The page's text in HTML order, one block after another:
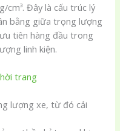
cm³. Đây là cấu trúc lý
bằng giữa trọng lượng
tiên hàng đầu trong
linh kiện.
trang
lượng xe, từ đó cải